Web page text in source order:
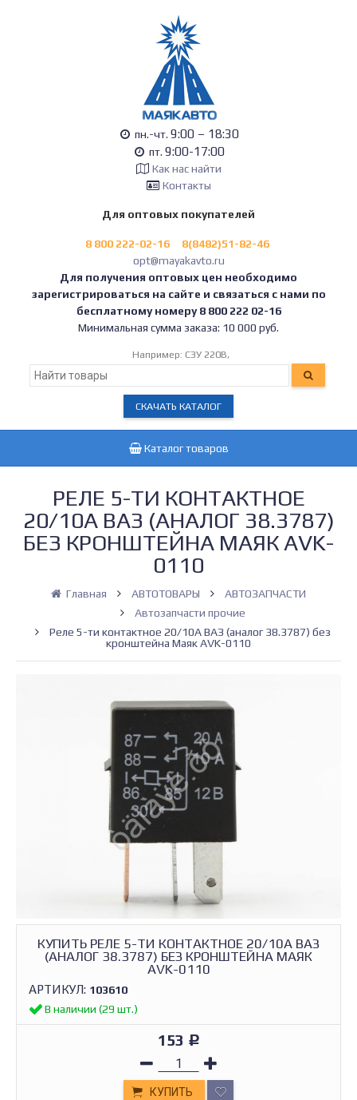
пн.-чт. 9:00 – 18:30
пт. 9:00-17:00
Как нас найти
Контакты
Для оптовых покупателей
8 800 222-02-16
8(8482)51-82-46
opt@mayakavto.ru
Для получения оптовых цен необходимо
зарегистрироваться на сайте и связаться с нами по
бесплатному номеру 8 800 222 02-16
Минимальная сумма заказа: 10 000 руб.
Например: СЗУ 220В,
СКАЧАТЬ КАТАЛОГ
Каталог товаров
РЕЛЕ 5-ТИ КОНТАКТНОЕ
20/10А ВАЗ (АНАЛОГ 38.3787)
БЕЗ КРОНШТЕЙНА МАЯК AVK-
0110
Главная АВТОТОВАРЫ
АВТОЗАПЧАСТИ
Автозапчасти прочие
Реле 5-ти контактное 20/10А ВАЗ (аналог 38.3787) без
кронштейна Маяк AVK-0110
КУПИТЬ РЕЛЕ 5-ТИ КОНТАКТНОЕ 20/10А ВАЗ
(АНАЛОГ 38.3787) БЕЗ КРОНШТЕЙНА МАЯК
AVK-0110
АРТИКУЛ: 103610
В наличии (29 шт.)
153 Р
КУПИТЬ